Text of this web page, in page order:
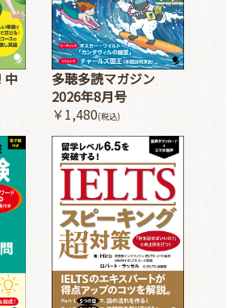
中
多聴多読マガジン
2026年8月号
￥1,480(税込)